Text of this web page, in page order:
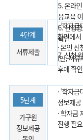
5. 온라
융교육
6. 신청
확인
7. 신청
4단계
서류제출
· ‘학자
화면에서
· 본인
(단, 서류
후에 확
5단계
가구원
정보제공
· ‘학자
정보제공
· 학자금
진행 필요